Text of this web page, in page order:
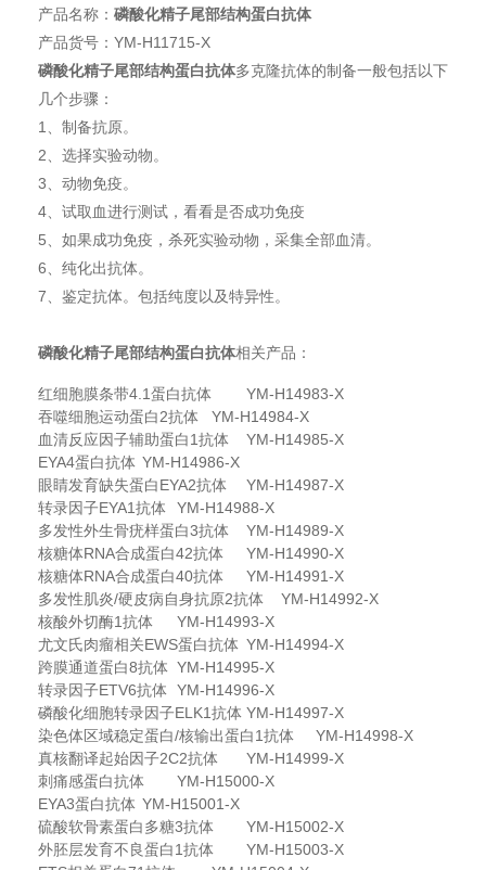
产品名称： 磷酸化精子尾部结构蛋白抗体
产品货号：YM-H11715-X
磷酸化精子尾部结构蛋白抗体多克隆抗体的制备一般包括以下
几个步骤：
1、制备抗原。
2、选择实验动物。
3、动物免疫。
4、试取血进行测试，看看是否成功免疫
5、如果成功免疫，杀死实验动物，采集全部血清。
6、纯化出抗体。
7、鉴定抗体。包括纯度以及特异性。
磷酸化精子尾部结构蛋白抗体相关产品：
红细胞膜条带4.1蛋白抗体
YM-H14983-X
吞噬细胞运动蛋白2抗体
YM-H14984-X
血清反应因子辅助蛋白1抗体
YM-H14985-X
EYA4蛋白抗体 YM-H14986-X
眼睛发育缺失蛋白EYA2抗体
YM-H14987-X
转录因子EYA1抗体
YM-H14988-X
多发性外生骨疣样蛋白3抗体
YM-H14989-X
核糖体RNA合成蛋白42抗体
YM-H14990-X
核糖体RNA合成蛋白40抗体
YM-H14991-X
多发性肌炎/硬皮病自身抗原2抗体
YM-H14992-X
核酸外切酶1抗体
YM-H14993-X
尤文氏肉瘤相关EWS蛋白抗体 YM-H14994-X
跨膜通道蛋白8抗体 YM-H14995-X
转录因子ETV6抗体 YM-H14996-X
磷酸化细胞转录因子ELK1抗体 YM-H14997-X
染色体区域稳定蛋白/核输出蛋白1抗体
YM-H14998-X
真核翻译起始因子2C2抗体
YM-H14999-X
刺痛感蛋白抗体
YM-H15000-X
EYA3蛋白抗体 YM-H15001-X
硫酸软骨素蛋白多糖3抗体
YM-H15002-X
外胚层发育不良蛋白1抗体
YM-H15003-X